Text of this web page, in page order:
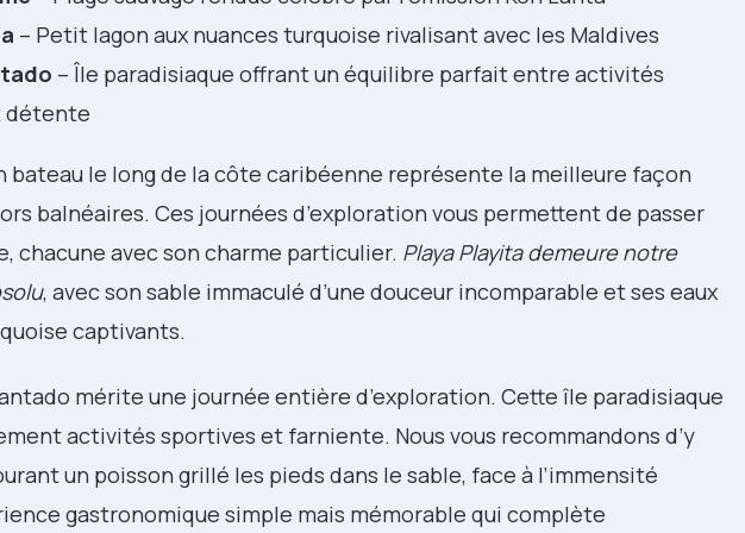
– Petit lagon aux nuances turquoise rivalisant avec les Maldives
– Île paradisiaque offrant un équilibre parfait entre activités
détente
bateau le long de la côte caribéenne représente la meilleure façon
balnéaires. Ces journées d’exploration vous permettent de passer
chacune avec son charme particulier. Playa Playita demeure notre
, avec son sable immaculé d’une douceur incomparable et ses eaux
captivants.
mérite une journée entière d’exploration. Cette île paradisiaque
activités sportives et farniente. Nous vous recommandons d’y
un poisson grillé les pieds dans le sable, face à l’immensité
gastronomique simple mais mémorable qui complète